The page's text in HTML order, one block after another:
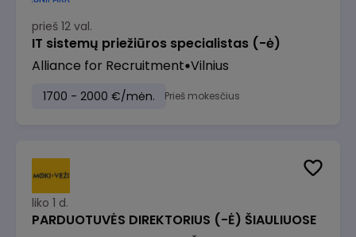
prieš 12 val.
IT sistemų priežiūros specialistas (-ė)
Alliance for Recruitment Vilnius
1700 - 2000 €/mėn. Prieš mokesčius
liko 1 d.
PARDUOTUVĖS DIREKTORIUS (-Ė) ŠIAULIUOSE